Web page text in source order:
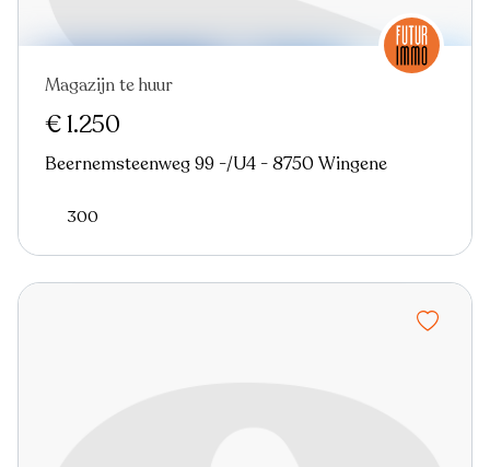
Magazijn te huur
€ 1.250
Beernemsteenweg 99 -/U4 - 8750 Wingene
300